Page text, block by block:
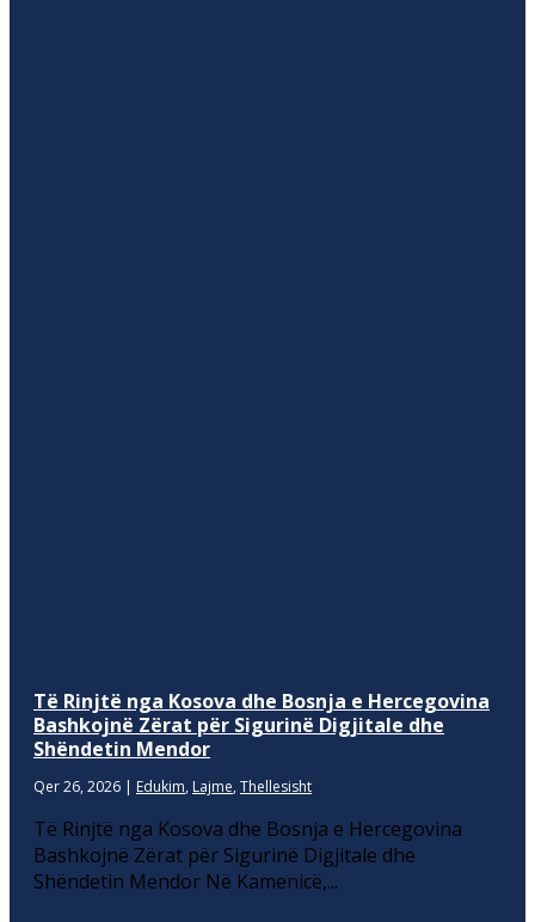
Të Rinjtë nga Kosova dhe Bosnja e Hercegovina
Bashkojnë Zërat për Sigurinë Digjitale dhe
Shëndetin Mendor
Qer 26, 2026 | Edukim, Lajme, Thellesisht
Të Rinjtë nga Kosova dhe Bosnja e Hercegovina
Bashkojnë Zërat për Sigurinë Digjitale dhe
Shëndetin Mendor Në Kamenicë,...